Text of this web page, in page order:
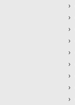
›
›
›
›
›
›
›
›
›